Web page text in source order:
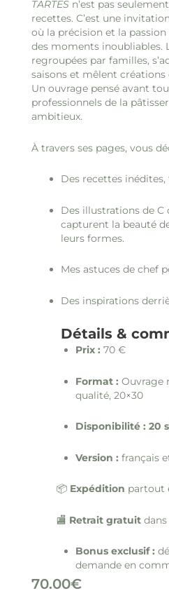
TARTES n’est pas
recettes. C’est une
où la précision et la passion
des moments inoubliables.
regroupées par familles,
saisons et mêlent créations
Un ouvrage pensé avant
professionnels de la
ambitieux.
À travers ses pages, vous
Des recettes
Des illustrations de
capturent la beauté
leurs formes.
Mes astuces de chef
Des inspirations
Détails &
Prix : 70 €
Format : Ouvrage
qualité, 20×30
Disponibilité : 20
Version : français
📦 Expédition partout
🏬 Retrait gratuit
Bonus exclusif :
demande en
70.00€